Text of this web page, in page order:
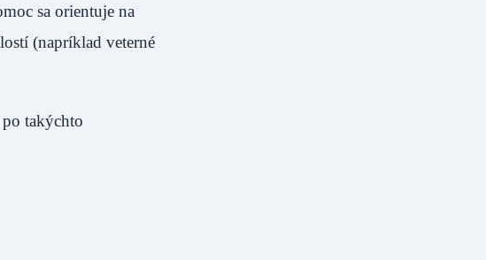
sa orientuje na
(napríklad veterné
takýchto